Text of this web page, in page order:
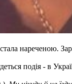
нареченою.
подія - в